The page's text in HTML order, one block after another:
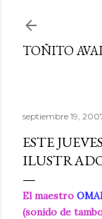
TOÑITO
septiembre 19,
ESTE
El maestro
(sonido de